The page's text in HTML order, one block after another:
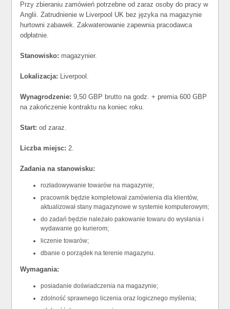
Przy zbieraniu zamówień potrzebne od zaraz osoby do pracy w
Anglii. Zatrudnienie w Liverpool UK bez języka na magazynie
hurtowni zabawek. Zakwaterowanie zapewnia pracodawca
odpłatnie.
Stanowisko: magazynier.
Lokalizacja: Liverpool.
Wynagrodzenie: 9,50 GBP brutto na godz. + premia 600 GBP
na zakończenie kontraktu na koniec roku.
Start: od zaraz.
Liczba miejsc: 2.
Zadania na stanowisku:
rozładowywanie towarów na magazynie;
pracownik będzie kompletował zamówienia dla klientów,
aktualizował stany magazynowe w systemie komputerowym;
do zadań będzie należało pakowanie towaru do wysłania i
wydawanie go kurierom;
liczenie towarów;
dbanie o porządek na terenie magazynu.
Wymagania:
posiadanie doświadczenia na magazynie;
zdolność sprawnego liczenia oraz logicznego myślenia;